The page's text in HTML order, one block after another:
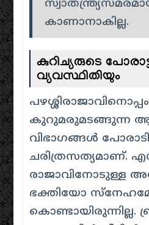
കാണാനാകില്ല.
കുറിച്യരുടെ
വ്യവസ്ഥിതിയും
കുറുമരുമടങ്ങുന്ന
വിഭാഗങ്ങൾ
ചരിത്രസത്യമാണ്.
രാജാവിനോടുള്ള
ഭക്തിയോ
കൊണ്ടായിരുന്നില്ല.